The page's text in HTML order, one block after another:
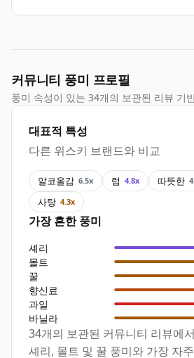
커뮤니티 풍미 프로필
풍미 속성이 있는 34개의 보관된 리뷰 기
대표적 특성
다른 위스키 브랜드와 비교
알코올감 6.5x 럼 4.8x 따뜻한
사탕 4.3x
가장 흔한 풍미
셰리
몰트
꿀
향신료
과일
바닐라
34개의 보관된 커뮤니티 리뷰에
셰리, 몰트 및 꿀 풍미와 가장 자